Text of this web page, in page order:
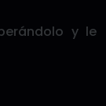
y le